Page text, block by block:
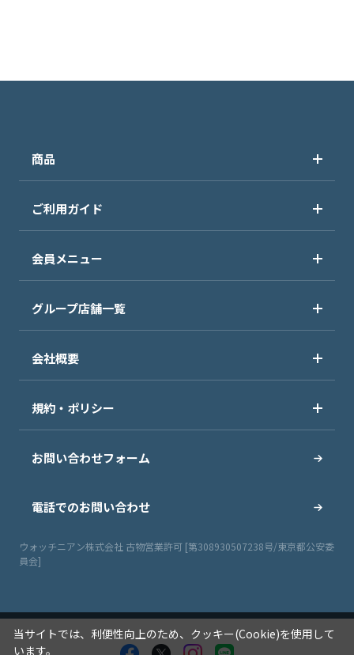
商品
ご利用ガイド
会員メニュー
グループ店舗一覧
会社概要
規約・ポリシー
お問い合わせフォーム
電話でのお問い合わせ
ウォッチニアン株式会社 古物営業許可 [第308930507238号/東京都公安委
員会]
当サイトでは、利便性向上のため、クッキー(Cookie)を使用して
います。